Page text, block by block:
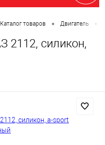
Каталог товаров • Двигатель
2112, силикон,